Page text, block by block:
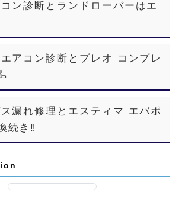
ン診断とランドローバーはエ
アコン診断とプレオ コンプレ
漏れ修理とエスティマ エバポ
続き‼️